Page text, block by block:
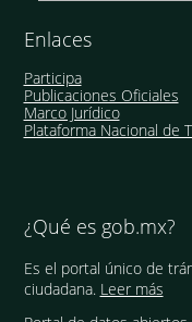
Enlaces
Participa
Publicaciones Oficiales
Marco Jurídico
Plataforma Nacional de
¿Qué es gob.mx?
Es el portal único de
ciudadana. Leer más